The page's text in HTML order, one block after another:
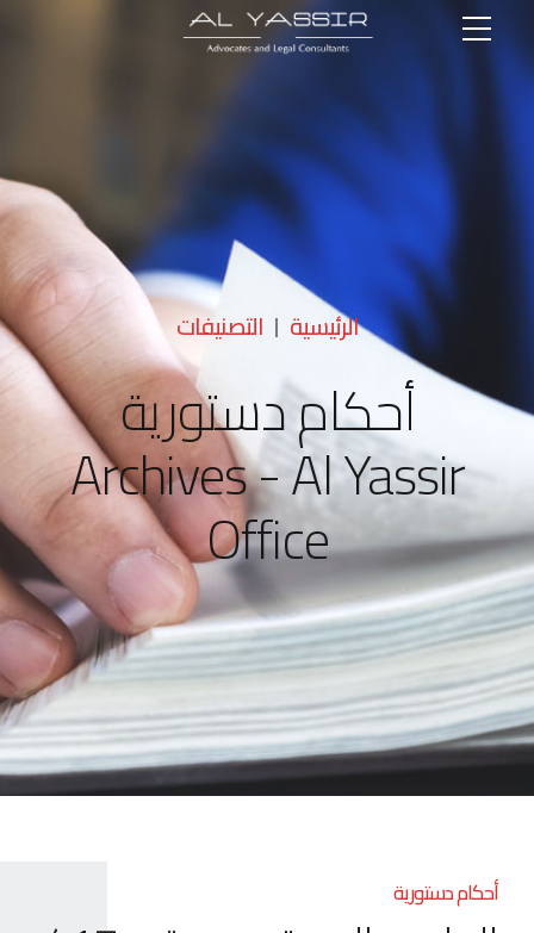
الرئيسية التصنيفات
أحكام دستورية
Archives - Al Yassir
Office
أحكام دستورية